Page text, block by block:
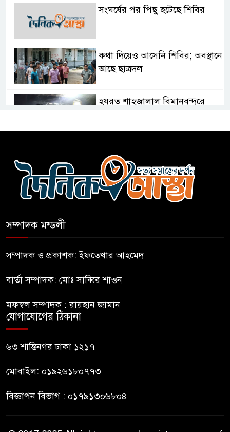
সংঘর্ষের পর পিছু হটেছে শিবির
কথা দিয়েও আসেনি শিবির; অবস্থানে
আছে ছাত্রদল
হযরত শাহজালাল বিমানবন্দরে
কিশোর
ভারত থেকে আসছে ২ দশমিক ৩
মেট্রিক টন টিয়ার শেল
অভাব
বহিষ্কৃত জামাত নেতার কর্মীরা যোগ
সম্পাদক মন্ডলী
সম্পাদক ও প্রকাশক: ইফতেখার আহমেদ
বার্তা সম্পাদক: মোঃ সাব্বির শাওন
মফস্বল সম্পাদক : রায়হান জামান
যোগাযোগের ঠিকানা
৬৩ শান্তিনগর ঢাকা ১২১৭
মোবাইল: ০১৯২৬১৮০৭৭৩
বিজ্ঞাপন বিভাগ : ০১৭৯১৩০৬৮০৪